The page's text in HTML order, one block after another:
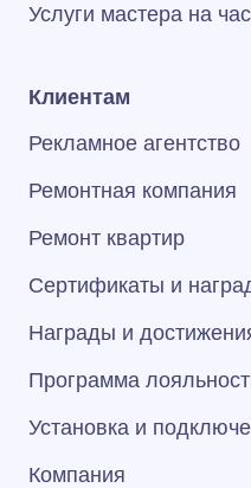
Услуги мастера на час
Клиентам
Рекламное агентство
Ремонтная компания
Ремонт квартир
Сертификаты и
Награды и
Программа
Установка и
Компания